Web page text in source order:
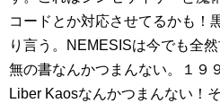
コードとか対応させてるかも！
り言う。NEMESISは今でも全
無の書なんかつまんない。１９
Liber Kaosなんかつまんない！